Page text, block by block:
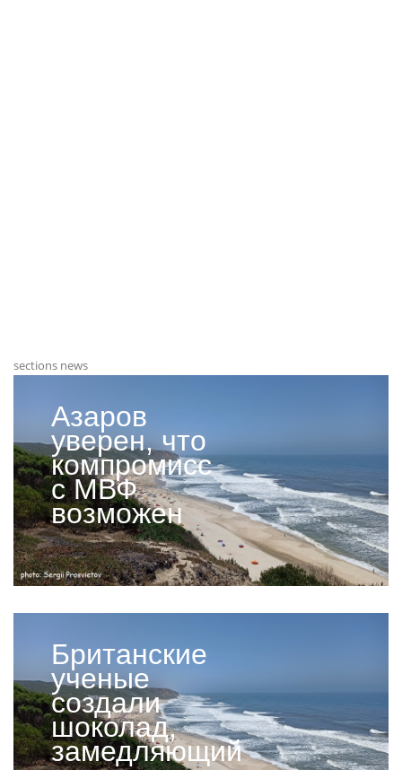
sections news
Азаров
уверен, что
компромисс
с МВФ
возможен
Британские
ученые
создали
шоколад,
замедляющий